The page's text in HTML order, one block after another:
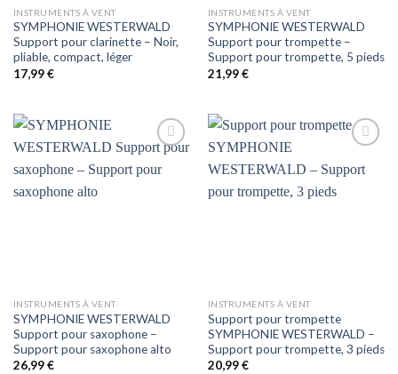
INSTRUMENTS À VENT
SYMPHONIE WESTERWALD
Support pour clarinette – Noir,
pliable, compact, léger
17,99€
INSTRUMENTS À VENT
SYMPHONIE WESTERWALD
Support pour trompette –
Support pour trompette, 5 pieds
21,99€
Auf
INSTRUMENTS À VENT
SYMPHONIE WESTERWALD
Support pour saxophone –
Support pour saxophone alto
26,99€
Auf
INSTRUMENTS À VENT
Support pour trompette
SYMPHONIE WESTERWALD –
Support pour trompette, 3 pieds
20,99€